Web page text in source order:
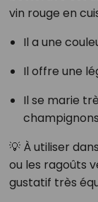
vin rouge en
Il a une
Il offre une
Il se marie
💡 À utiliser
ou les ragoûts
gustatif très